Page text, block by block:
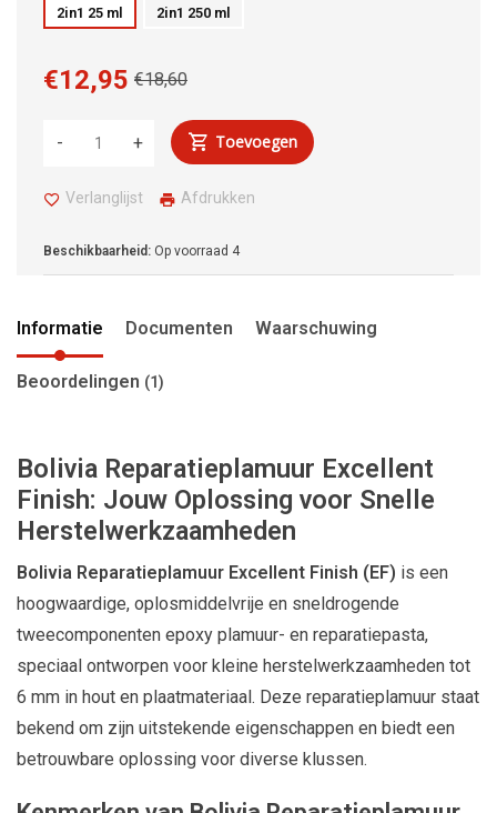
2in1 25 ml 2in1 250 ml
€18,60
€12,95
+
- Toevoegen
Verlanglijst Afdrukken
Beschikbaarheid: Op voorraad 4
Informatie Documenten Waarschuwing
Beoordelingen (1)
Bolivia Reparatieplamuur Excellent
Finish: Jouw Oplossing voor Snelle
Herstelwerkzaamheden
Bolivia Reparatieplamuur Excellent Finish (EF) is een
hoogwaardige, oplosmiddelvrije en sneldrogende
tweecomponenten epoxy plamuur- en reparatiepasta,
speciaal ontworpen voor kleine herstelwerkzaamheden tot
6 mm in hout en plaatmateriaal. Deze reparatieplamuur staat
bekend om zijn uitstekende eigenschappen en biedt een
betrouwbare oplossing voor diverse klussen.